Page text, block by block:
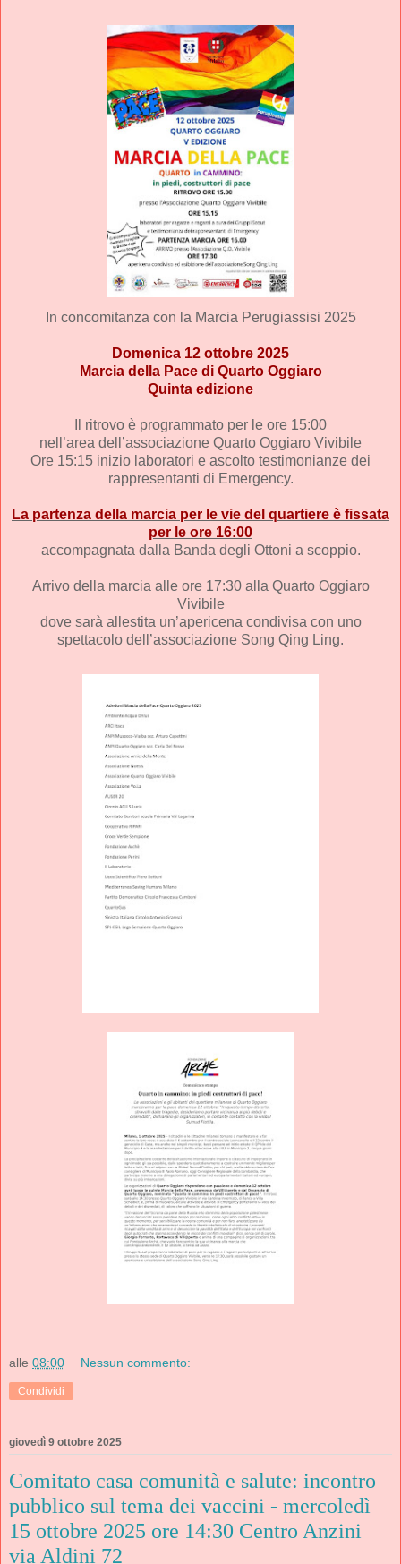
In concomitanza con la Marcia Perugiassisi 2025
Domenica 12 ottobre 2025
Marcia della Pace di Quarto Oggiaro
Quinta edizione
Il ritrovo è programmato per le ore 15:00
nell’area dell’associazione Quarto Oggiaro Vivibile
Ore 15:15 inizio laboratori e ascolto testimonianze dei
rappresentanti di Emergency.
La partenza della marcia per le vie del quartiere è fissata
per le ore 16:00
accompagnata dalla Banda degli Ottoni a scoppio.
Arrivo della marcia alle ore 17:30 alla Quarto Oggiaro
Vivibile
dove sarà allestita un’apericena condivisa con uno
spettacolo dell’associazione Song Qing Ling.
alle 08:00 Nessun commento:
Condividi
giovedì 9 ottobre 2025
Comitato casa comunità e salute: incontro
pubblico sul tema dei vaccini - mercoledì
15 ottobre 2025 ore 14:30 Centro Anzini
via Aldini 72